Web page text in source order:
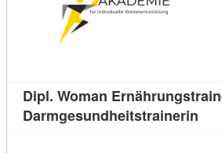
Dipl. Woman
Darmgesundheitstrainerin